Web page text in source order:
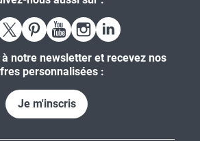
notre newsletter et recevez nos
personnalisées :
Je m'inscris